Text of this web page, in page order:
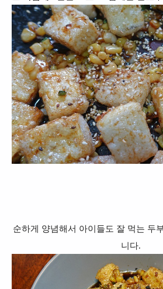
순하게 양념해서 아이들도 잘 먹는 두
니다.